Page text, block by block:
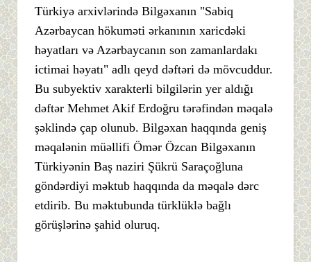
Türkiyə arxivlərində Bilgəxanın "Sabiq
Azərbaycan hökuməti ərkanının xaricdəki
həyatları və Azərbaycanın son zamanlardakı
ictimai həyatı" adlı qeyd dəftəri də mövcuddur.
Bu subyektiv xarakterli bilgilərin yer aldığı
dəftər Mehmet Akif Erdoğru tərəfindən məqalə
şəklində çap olunub. Bilgəxan haqqında geniş
məqalənin müəllifi Ömər Özcan Bilgəxanın
Türkiyənin Baş naziri Şükrü Saraçoğluna
göndərdiyi məktub haqqında da məqalə dərc
etdirib. Bu məktubunda türklüklə bağlı
görüşlərinə şahid oluruq.